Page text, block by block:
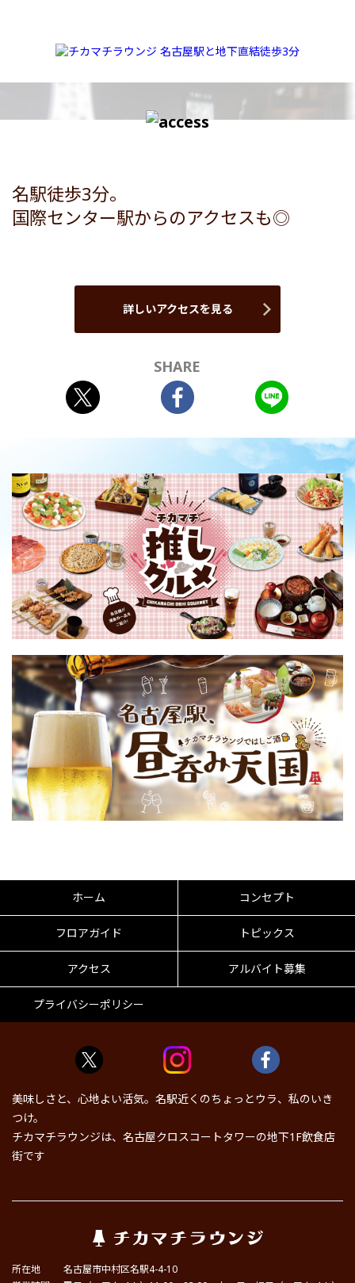
名駅徒歩3分。
国際センター駅からのアクセスも◎
詳しいアクセスを見る
SHARE
ホーム コンセプト
フロアガイド トピックス
アクセス アルバイト募集
プライバシーポリシー
美味しさと、心地よい活気。名駅近くのちょっとウラ、私のいき
つけ。
チカマチラウンジは、名古屋クロスコートタワーの地下1F飲食店
街です
所在地
名古屋市中村区名駅4-4-10